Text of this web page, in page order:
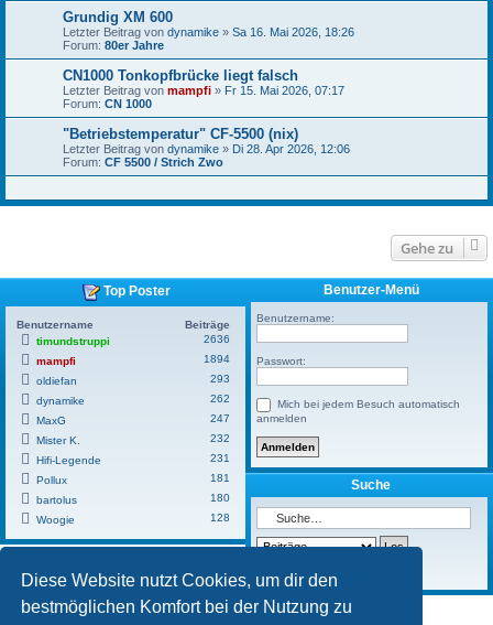
Diese Website nutzt Cookies, um dir den
bestmöglichen Komfort bei der Nutzung zu
Grundig XM 600
Letzter Beitrag von dynamike » Sa 16. Mai 2026, 18:26
Forum: 80er Jahre
CN1000 Tonkopfbrücke liegt falsch
Letzter Beitrag von mampfi » Fr 15. Mai 2026, 07:17
Forum: CN 1000
"Betriebstemperatur" CF-5500 (nix)
Letzter Beitrag von dynamike » Di 28. Apr 2026, 12:06
Forum: CF 5500 / Strich Zwo
Gehe zu
Top Poster
Benutzername
Beiträge
timundstruppi
2636
mampfi
1894
oldiefan
293
dynamike
262
MaxG
247
Mister K.
232
Hifi-Legende
231
Pollux
181
bartolus
180
Woogie
128
Benutzer-Menü
Benutzername:
Passwort:
Mich bei jedem Besuch automatisch
anmelden
Suche
Erweiterte Suche
Powered by Board3 Portal© 2009 - 2023 Board3 Group